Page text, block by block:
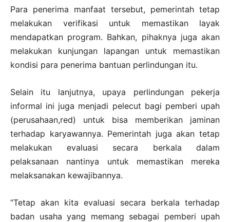
Para penerima manfaat tersebut, pemerintah tetap
melakukan verifikasi untuk memastikan layak
mendapatkan program. Bahkan, pihaknya juga akan
melakukan kunjungan lapangan untuk memastikan
kondisi para penerima bantuan perlindungan itu.
Selain itu lanjutnya, upaya perlindungan pekerja
informal ini juga menjadi pelecut bagi pemberi upah
(perusahaan,red) untuk bisa memberikan jaminan
terhadap karyawannya. Pemerintah juga akan tetap
melakukan evaluasi secara berkala dalam
pelaksanaan nantinya untuk memastikan mereka
melaksanakan kewajibannya.
“Tetap akan kita evaluasi secara berkala terhadap
badan usaha yang memang sebagai pemberi upah